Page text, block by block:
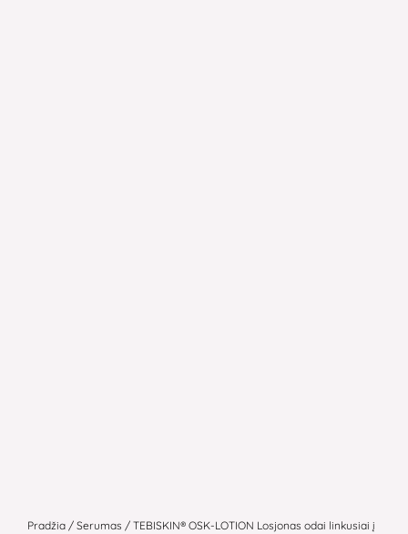
Pradžia / Serumas / TEBISKIN® OSK-LOTION Losjonas odai linkusiai į
kiekis: